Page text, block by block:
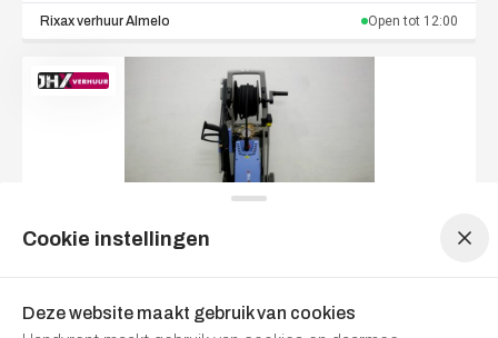
Rixax verhuurAlmelo Open tot 12:00
€ 30,25€ 60,50 € 90,75
Prijzen zijn inclusief 21% BTW
Cookie instellingen
Deze website maakt gebruik van cookies